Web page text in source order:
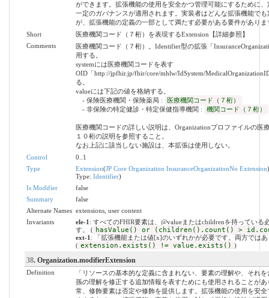
ができます。拡張機能の使用を安全かつ管理可能にするために、
一定のガバナンスが適用されます。実装者はどんな拡張機能でも
が、拡張機能の定義の一部として満たす必要がある要件がありま
Short
医療機関コード（７桁）を表現するExtension【詳細参照】
Comments
医療機関コード（７桁）。Identifier型の拡張「
用する。
systemには医療機関コードを表す
OID「http://jpfhir.jp/fhir/core/mhlw/IdSystem/
る。
valueには下記の値を格納する。
- 保険医療機関・保険薬局 :
医療機関コード（７桁）
- 非保険の特定健診・特定保健指導機関 : 機関コード（７桁）
医療機関コードの詳しい説明は、Organizationプロファイルの医
１０桁の説明を参照すること。
なお上記に該当しない施設は、本拡張は使用しない。
Control
0..1
Type
Extension(JP Core Organization InsuranceOrganizationNo Extension
Type: Identifier)
Is Modifier
false
Summary
false
Alternate Names extensions, user content
Invariants
ele-1 : すべてのFHIR要素は、@valueまたはchildrenを持っている
す。 ( hasValue() or (children().count() >
ext-1 : 「拡張機能または値[x]のいずれかが必要です。両方では
( extension.exists() != value.exists() )
38. Organization.modifierExtension
Definition
「リソースの基本的な定義に含まれない、要素の理解や、それ
孫の理解を修正する追加情報を表すためにも使用されることがあ
常、修飾要素は否定や修飾を提供します。拡張機能の使用を安全